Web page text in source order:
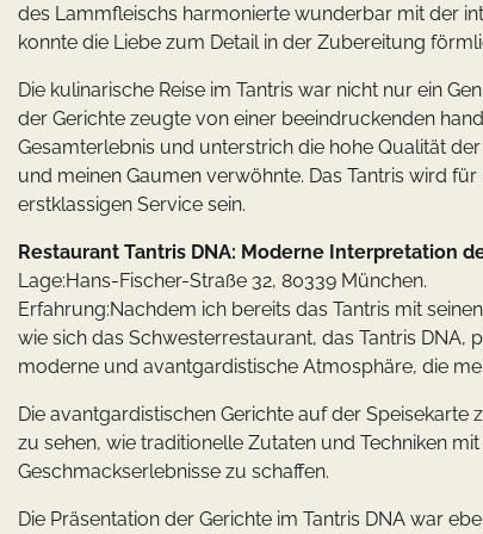
des Lammfleischs harmonierte wunderbar mit der
konnte die Liebe zum Detail in der Zubereitung
Die kulinarische Reise im Tantris war nicht nur ein
der Gerichte zeugte von einer beeindruckenden
Gesamterlebnis und unterstrich die hohe Qualität
und meinen Gaumen verwöhnte. Das Tantris wird
erstklassigen Service sein.
Restaurant Tantris DNA: Moderne Interpretation
Lage:Hans-Fischer-Straße 32, 80339 München.
Erfahrung:Nachdem ich bereits das Tantris mit
wie sich das Schwesterrestaurant, das Tantris
moderne und avantgardistische Atmosphäre, die
Die avantgardistischen Gerichte auf der
zu sehen, wie traditionelle Zutaten und Techniken
Geschmackserlebnisse zu schaffen.
Die Präsentation der Gerichte im Tantris DNA war